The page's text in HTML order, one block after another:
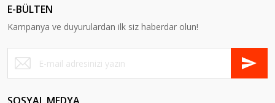
E-BÜLTEN
Kampanya ve duyurulardan ilk siz haberdar olun!